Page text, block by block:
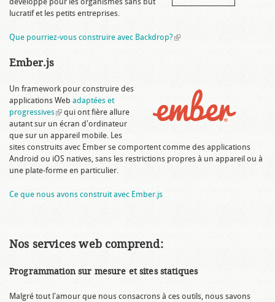
lucratif et les petits entreprises.
Que pourriez-vous construire avec Backdrop? (link is external)
Ember.js
Un framework pour construire des
applications Web adaptées et
progressives(link is external)
qui ont fière allure
autant sur un écran d'ordinateur
que sur un appareil mobile. Les
sites construits avec Ember se comportent comme des applications
Android ou iOS natives, sans les restrictions propres à un appareil ou à
une plate-forme en particulier.
Ce que nous avons construit avec Ember.js
Nos services web comprend:
Programmation sur mesure et sites statiques
Malgré tout l'amour que nous consacrons à ces outils, nous savons